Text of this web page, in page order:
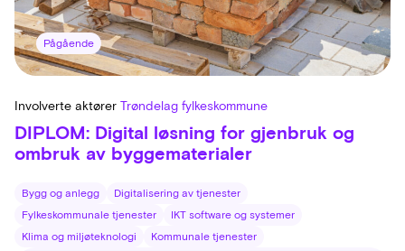
Pågående
Involverte aktører Trøndelag fylkeskommune
DIPLOM: Digital løsning for gjenbruk og
ombruk av byggematerialer
Bygg og anlegg
Digitalisering av tjenester
Fylkeskommunale tjenester
IKT software og systemer
Klima og miljøteknologi
Kommunale tjenester